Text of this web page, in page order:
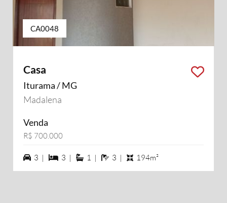
CA0048
Casa
Iturama / MG
Madalena
Venda
R$ 700.000
3 vagas na garagem
3 | 3 dormiórios
3 | 1 suítes
1 | 3 banheiros
3 | 194m²